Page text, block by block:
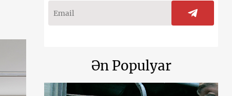
Ən Populyar